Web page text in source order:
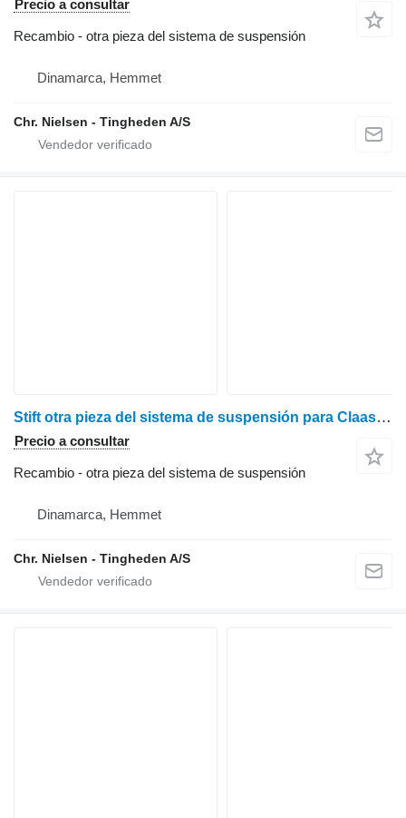
Precio a consultar
Recambio - otra pieza del sistema de suspensión
Dinamarca, Hemmet
Chr. Nielsen - Tingheden A/S
Stift otra pieza del sistema de suspensión para Claas Lexion 600 cosechadora de cereales
Precio a consultar
Recambio - otra pieza del sistema de suspensión
Dinamarca, Hemmet
Chr. Nielsen - Tingheden A/S